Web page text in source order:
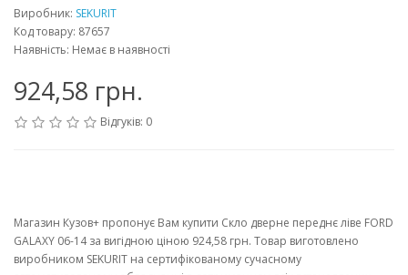
Виробник: SEKURIT
Код товару: 87657
Наявність: Немає в наявності
924,58 грн.
Відгуків: 0
Магазин Кузов+ пропонує Вам купити Скло дверне переднє ліве FORD
GALAXY 06-14 за вигідною ціною 924,58 грн. Товар виготовлено
виробником SEKURIT на сертифікованому сучасному